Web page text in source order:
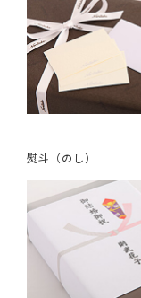
熨斗（のし）